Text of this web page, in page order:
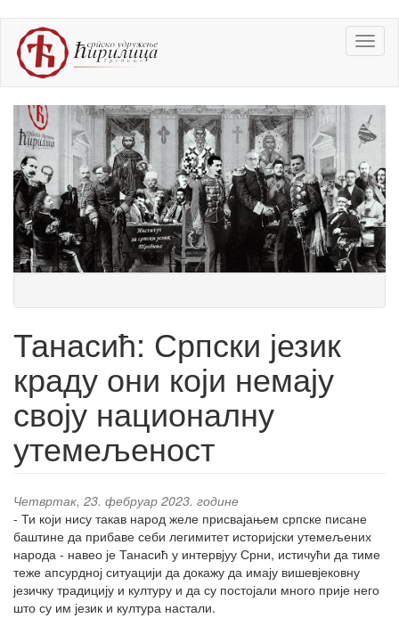
main
content
Танасић: Српски језик
краду они који немају
своју националну
утемељеност
Четвртак, 23. фебруар 2023. године
- Ти који нису такав народ желе присвајањем српске писане
баштине да прибаве себи легимитет историјски утемељених
народа - навео је Танасић у интервјуу Срни, истичући да тиме
теже апсурдној ситуацији да докажу да имају вишевјековну
језичку традицију и културу и да су постојали много прије него
што су им језик и култура настали.